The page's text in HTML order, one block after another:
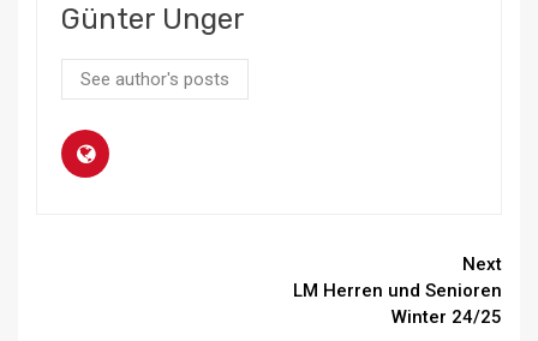
Günter Unger
See author's posts
Next
LM Herren und Senioren
Winter 24/25